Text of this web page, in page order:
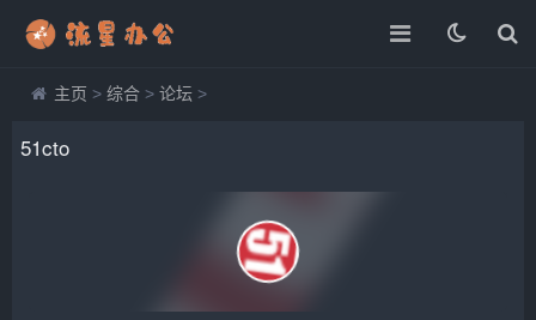
主页 > 综合 > 论坛 >
51cto